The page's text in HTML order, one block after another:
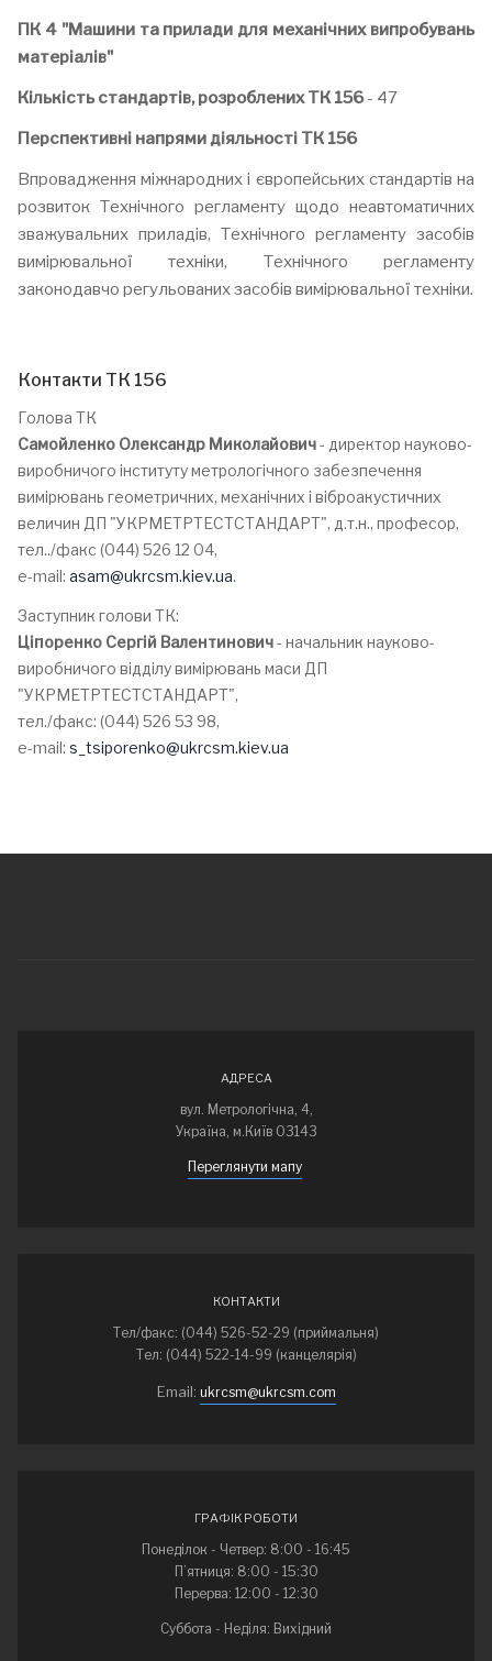
ПК 4 "Машини та прилади для механічних випробувань
матеріалів"
Кількість стандартів, розроблених ТК 156- 47
Перспективні напрями діяльності ТК 156
Впровадження міжнародних і європейських стандартів на
розвиток Технічного регламенту щодо неавтоматичних
зважувальних приладів, Технічного регламенту засобів
вимірювальної техніки, Технічного регламенту
законодавчо регульованих засобів вимірювальної техніки.
Контакти ТК 156
Голова ТК
Самойленко Олександр Миколайович- директор науково-
виробничого інституту метрологічного забезпечення
вимірювань геометричних, механічних і віброакустичних
величин ДП "УКРМЕТРТЕСТСТАНДАРТ", д.т.н., професор,
тел../факс (044) 526 12 04,
e-mail: asam@ukrcsm.kiev.ua.
Заступник голови ТК:
Ціпоренко Сергій Валентинович- начальник науково-
виробничого відділу вимірювань маси ДП
"УКРМЕТРТЕСТСТАНДАРТ",
тел./факс: (044) 526 53 98,
e-mail: s_tsiporenko@ukrcsm.kiev.ua
АДРЕСА
вул. Метрологічна, 4,
Україна, м.Київ 03143
Переглянути мапу
КОНТАКТИ
Тел/факс: (044) 526-52-29 (приймальня)
Тел: (044) 522-14-99 (канцелярія)
Email: ukrcsm@ukrcsm.com
ГРАФІК РОБОТИ
Понеділок - Четвер: 8:00 - 16:45
П’ятниця: 8:00 - 15:30
Перерва: 12:00 - 12:30
Суббота - Неділя: Вихідний